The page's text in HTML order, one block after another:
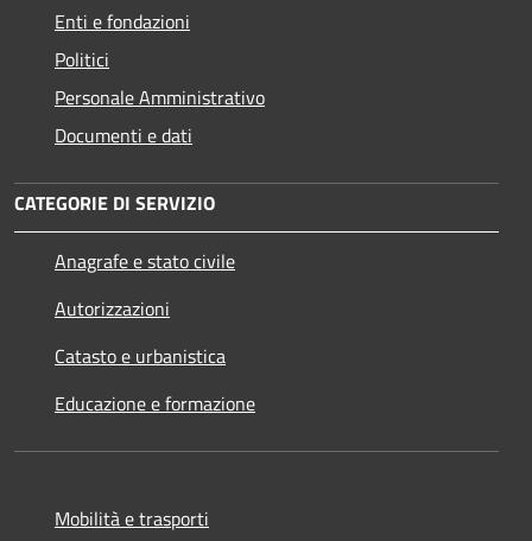
Enti e fondazioni
Politici
Personale Amministrativo
Documenti e dati
CATEGORIE DI SERVIZIO
Anagrafe e stato civile
Autorizzazioni
Catasto e urbanistica
Educazione e formazione
Mobilità e trasporti